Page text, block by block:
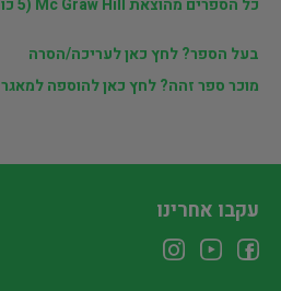
כל הספרים מהוצאת Mc Graw Hill (5 כותרים)
בעל הספר? לחץ כאן לעריכה/הסרה
מוכר ספר זהה? לחץ כאן להוספה למאגר
עקבו אחרינו